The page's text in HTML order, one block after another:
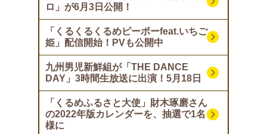
ロ」が6月3日公開！
「くるくるくるめピーポーfeat.いちご
姫」配信開始！PVも公開中
九州男児新鮮組が「THE DANCE
DAY」3時間生放送に出演！5月18日
「くるめふるさと大使」財木琢磨さん
の2022年版カレンダーを、抽選で1名
様に